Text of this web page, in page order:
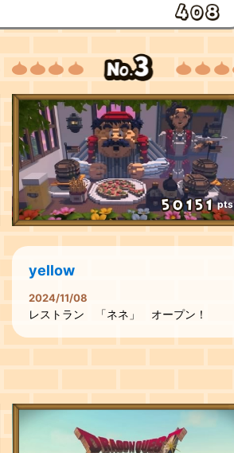
pts
yellow
2024/11/08
レストラン 「ネネ」 オープン！